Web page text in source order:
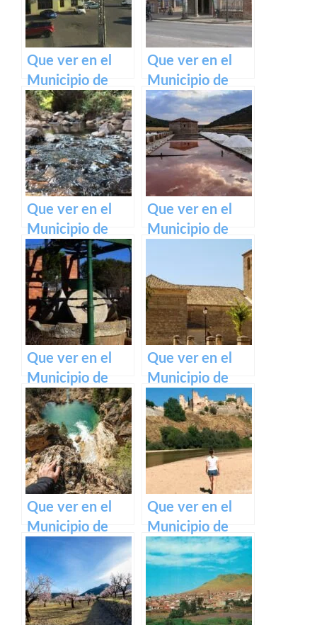
Mancha
Mancha
Que ver en el
Municipio de
Olías del Rey en
Castilla La
Mancha
Que ver en el
Municipio de
Fontanar en
Castilla La
Mancha
Que ver en el
Municipio de
Valdemanco del
Esteras en
Castilla La
Mancha
Que ver en el
Municipio de
Saelices de la Sal
Mancha
Que ver en el
Municipio de
Motilla del
Palancar en
Castilla La
Mancha
Que ver en el
Municipio de
Barchín del
Hoyo en Castilla
La Mancha
Que ver en el
Municipio de
Enguídanos en
Castilla La
Mancha
Que ver en el
Municipio de
Escalona en
Castilla La
Mancha